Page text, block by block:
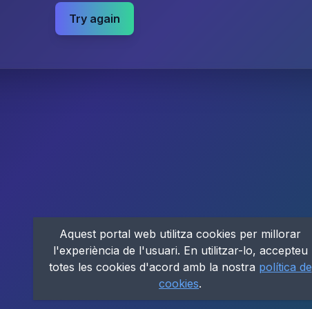
Try again
Aquest portal web utilitza cookies per millorar
l'experiència de l'usuari. En utilitzar-lo, accepteu
totes les cookies d'acord amb la nostra política de
cookies.